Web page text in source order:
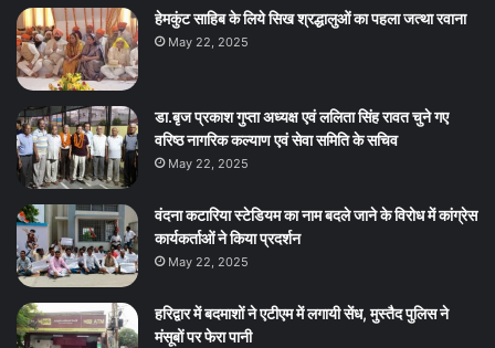
हेमकुंट साहिब के लिये सिख श्रद्धालुओं का पहला जत्था रवाना
May 22, 2025
डा.बृज प्रकाश गुप्ता अध्यक्ष एवं ललिता सिंह रावत चुने गए
वरिष्ठ नागरिक कल्याण एवं सेवा समिति के सचिव
May 22, 2025
वंदना कटारिया स्टेडियम का नाम बदले जाने के विरोध में कांग्रेस
कार्यकर्ताओं ने किया प्रदर्शन
May 22, 2025
हरिद्वार में बदमाशों ने एटीएम में लगायी सेंध, मुस्तैद पुलिस ने
मंसूबों पर फेरा पानी